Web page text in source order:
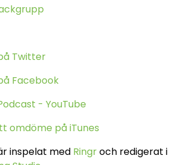
Twitter
Facebook
- YouTube
omdöme på iTunes
inspelat med Ringroch redigerat i